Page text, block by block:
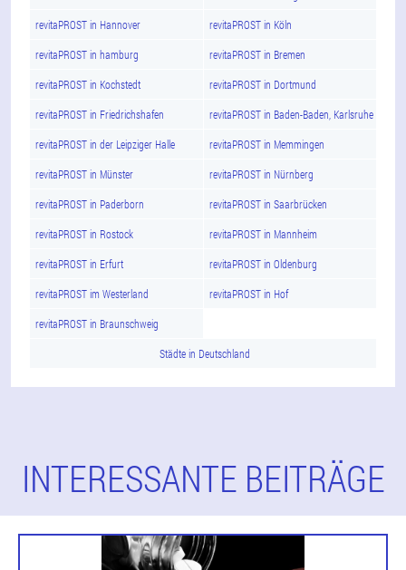
revitaPROST in Hannover revitaPROST in Köln
revitaPROST in hamburg revitaPROST in Bremen
revitaPROST in Kochstedt revitaPROST in Dortmund
revitaPROST in Friedrichshafen revitaPROST in Baden-Baden, Karlsruhe
revitaPROST in der Leipziger Halle revitaPROST in Memmingen
revitaPROST in Münster revitaPROST in Nürnberg
revitaPROST in Paderborn revitaPROST in Saarbrücken
revitaPROST in Rostock revitaPROST in Mannheim
revitaPROST in Erfurt revitaPROST in Oldenburg
revitaPROST im Westerland revitaPROST in Hof
revitaPROST in Braunschweig
Städte in Deutschland
INTERESSANTE BEITRÄGE